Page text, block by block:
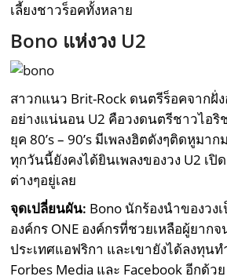
เลี้ยงชาวร็อคทั้งหลาย
Bono แห่งวง U2
สาวกแนว Brit-Rock ดนตรีร็อคจากฝั่
อย่างแน่นอน U2 คือวงดนตรีชาวไอริ
ยุค 80’s – 90’s มีเพลงฮิตดังๆติดหูมา
ทุกวันนี้ยังคงได้ยินเพลงของวง U2 เ
ต่างๆอยู่เลย
จุดเปลี่ยนผัน: Bono นักร้องนำของวง
องค์กร ONE องค์กรที่ชวยเหลือผู้ยาก
ประเทศแอฟริกา และเขายังได้ลงทุน
Forbes Media และ Facebook อีกด้